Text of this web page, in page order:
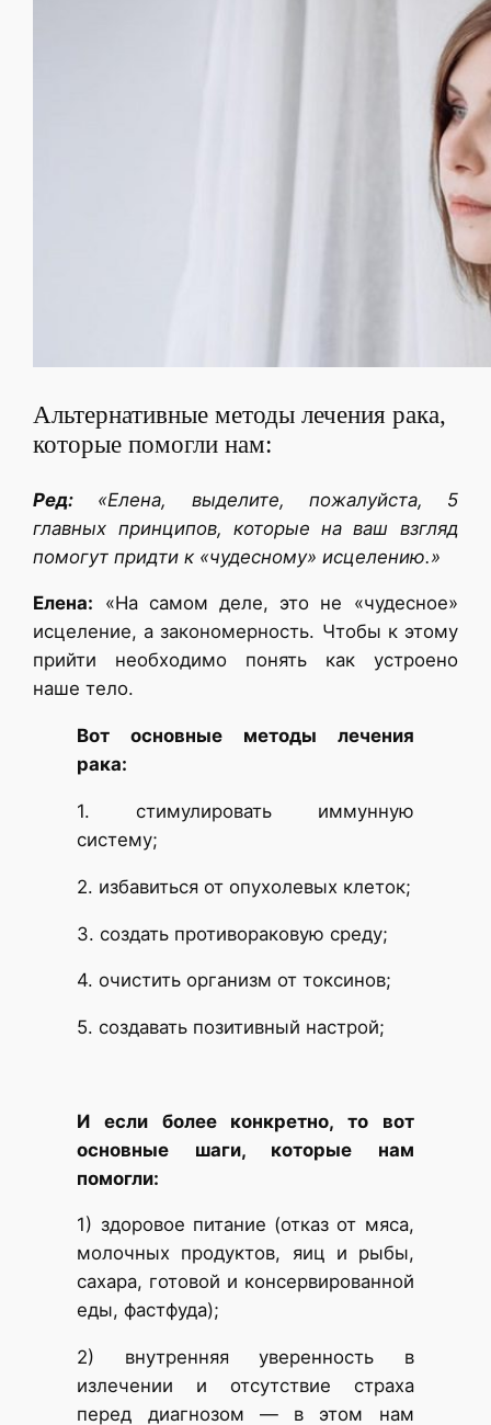
Альтернативные методы лечения рака,
которые помогли нам:
Ред: «Елена, выделите, пожалуйста, 5
главных принципов, которые на ваш взгляд
помогут придти к «чудесному» исцелению.»
Елена: «На самом деле, это не «чудесное»
исцеление, а закономерность. Чтобы к этому
прийти необходимо понять как устроено
наше тело.
Вот основные методы лечения
рака:
1. стимулировать иммунную
систему;
2. избавиться от опухолевых клеток;
3. создать противораковую среду;
4. очистить организм от токсинов;
5. создавать позитивный настрой;
И если более конкретно, то вот
основные шаги, которые нам
помогли:
1) здоровое питание (отказ от мяса,
молочных продуктов, яиц и рыбы,
сахара, готовой и консервированной
еды, фастфуда);
2) внутренняя уверенность в
излечении и отсутствие страха
перед диагнозом — в этом нам